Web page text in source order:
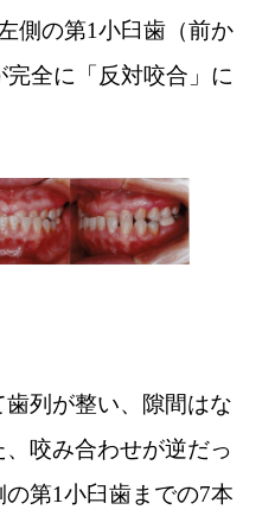
側の第1小臼歯（前か
完全に「反対咬合」に
列が整い、隙間はな
咬み合わせが逆だっ
第1小臼歯までの7本